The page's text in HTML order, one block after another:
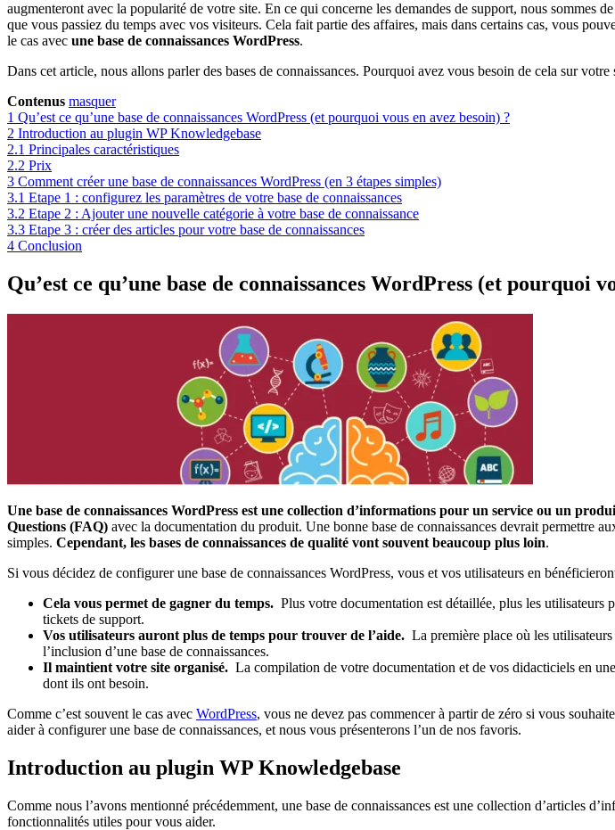
augmenteront avec la popularité de votre site. En ce qui concerne les demandes de support, nous sommes
que vous passiez du temps avec vos visiteurs. Cela fait partie des affaires, mais dans certains cas, vous
le cas avec une base de connaissances WordPress.
Dans cet article, nous allons parler des bases de connaissances. Pourquoi avez vous besoin de cela sur
Contenus masquer
1 Qu’est ce qu’une base de connaissances WordPress (et pourquoi vous en avez besoin) ?
2 Introduction au plugin WP Knowledgebase
2.1 Principales caractéristiques
2.2 Prix
3 Comment créer une base de connaissances WordPress (en 3 étapes simples)
3.1 Etape 1 : configurez les paramètres de votre base de connaissances
3.2 Etape 2 : Ajouter une nouvelle catégorie à votre base de connaissance
3.3 Etape 3 : créer des articles pour votre base de connaissances
4 Conclusion
Qu’est ce qu’une base de connaissances WordPress (et pourquoi
Une base de connaissances WordPress est une collection d’informations pour un service ou un
Questions (FAQ) avec la documentation du produit. Une bonne base de connaissances devrait permettre
simples. Cependant, les bases de connaissances de qualité vont souvent beaucoup plus loin.
Si vous décidez de configurer une base de connaissances WordPress, vous et vos utilisateurs en
Cela vous permet de gagner du temps. Plus votre documentation est détaillée, plus les utilisateurs
tickets de support.
Vos utilisateurs auront plus de temps pour trouver de l’aide. La première place où les
l’inclusion d’une base de connaissances.
Il maintient votre site organisé. La compilation de votre documentation et de vos didacticiels en
dont ils ont besoin.
Comme c’est souvent le cas avec WordPress, vous ne devez pas commencer à partir de zéro si vous
aider à configurer une base de connaissances, et nous vous présenterons l’un de nos favoris.
Introduction au plugin WP Knowledgebase
Comme nous l’avons mentionné précédemment, une base de connaissances est une collection d’articles
fonctionnalités utiles pour vous aider.